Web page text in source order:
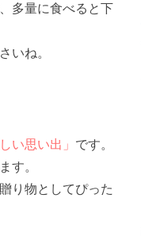
多量に食べると下
いね。
い思い出」 です。
す。
り物としてぴった